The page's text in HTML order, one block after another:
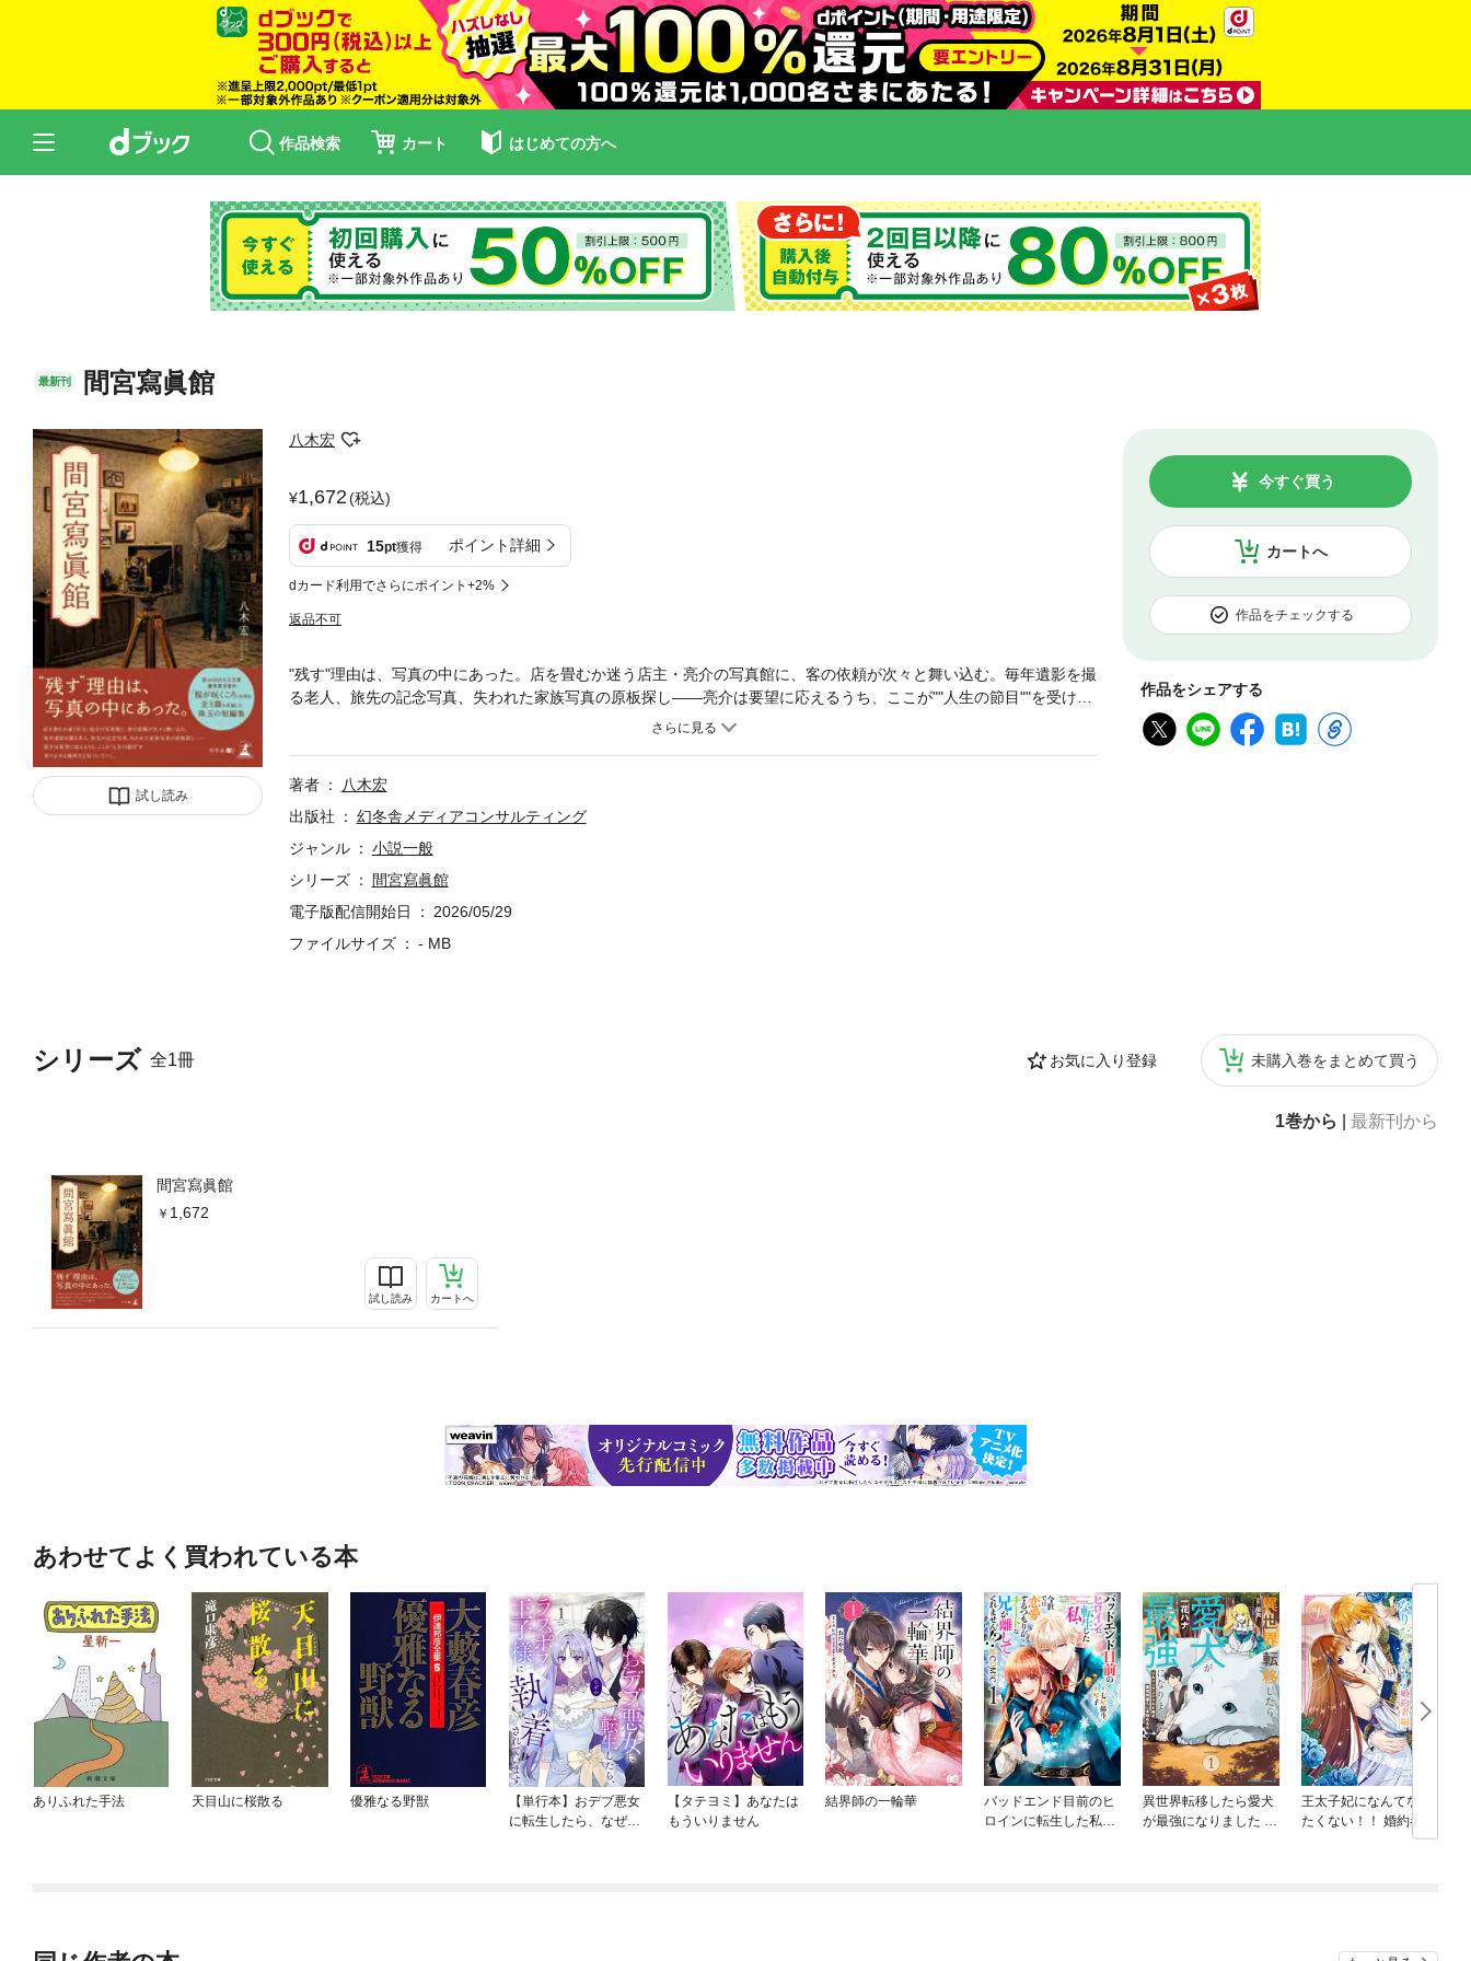
作品検索 カート はじめての方へ
最新刊 間宮寫眞館
試し読み
八木宏
1,672(税込)
15pt獲得 ポイント詳細
dカード利用でさらにポイント+2%
返品不可
カートへ
今すぐ買う
作品をチェックする
作品をシェアする
シリーズ 全1冊 お気に入り登録 未購入巻をまとめて買う
1巻から 最新刊から
間宮寫眞館
1,672
試し読み カートへ
"残す"理由は、写真の中にあった。店を畳むか迷う店主・亮介の写真館に、客の依頼が次々と舞い込む。毎年遺影を撮
る老人、旅先の記念写真、失われた家族写真の原板探し――亮介は要望に応えるうち、ここが""人生の節目""を受け止
める場所だと気づいていく。第40回日大文芸賞 優秀賞受賞作「桜が咲くころ」を含む全3篇を収録した珠玉の短編集
深めあう夫婦。約束の桜がつなぐ、ふたりの物語。
著者
八木宏
出版社
幻冬舎メディアコンサルティング
ジャンル
小説一般
シリーズ
間宮寫眞館
電子版配信開始日
2026/05/29
ファイルサイズ
- MB
あわせてよく買われている本
ありふれた手法 天目山に桜散る 優雅なる野獣
【単行本】おデブ悪女
に転生したら、なぜか
【タテヨミ】あなたは
もういりません
結界師の一輪華
バッドエンド目前のヒ
ロインに転生した私、
異世界転移したら愛犬
が最強になりました ～
王太子妃になんてなり
たくない！！ 婚約者編